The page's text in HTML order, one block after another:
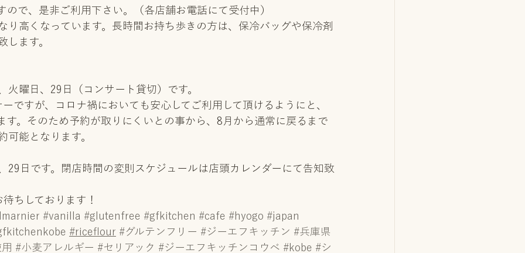
ので、是非ご利用下さい。（各店舗お電話にて受付中）
り高くなっています。長時間お持ち歩きの方は、保冷バッグや保冷剤
します。
火曜日、29日（コンサート貸切）です。
ですが、コロナ禍においても安心してご利用して頂けるようにと、
す。そのため予約が取りにくいとの事から、8月から通常に戻るまで
可能となります。
29日です。閉店時間の変則スケジュールは店頭カレンダーにて告知致
ちしております！
#vanilla #glutenfree #gfkitchen #cafe #hyogo #japan
#riceflour #グルテンフリー #ジーエフキッチン #兵庫県
#小麦アレルギー #セリアック #ジーエフキッチンコウベ #kobe #シ